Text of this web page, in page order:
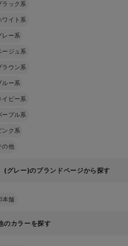
ラック系
ワイト系
レー系
ージュ系
ラウン系
ルー系
イビー系
ープル系
ンク系
の他
グレー)のブランドページから探す
本舗
のカラーを探す